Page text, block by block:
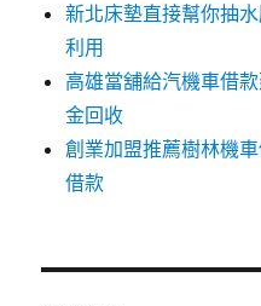
新北床墊直接幫你抽
利用
高雄當舖給汽機車借
金回收
創業加盟推薦樹林機
借款